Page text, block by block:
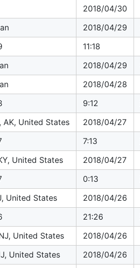
2018/04/30
2018/04/29
11:18
2018/04/29
2018/04/28
9:12
AK, United States
2018/04/27
7:13
United States
2018/04/27
0:13
United States
2018/04/26
21:26
United States
2018/04/26
United States
2018/04/26